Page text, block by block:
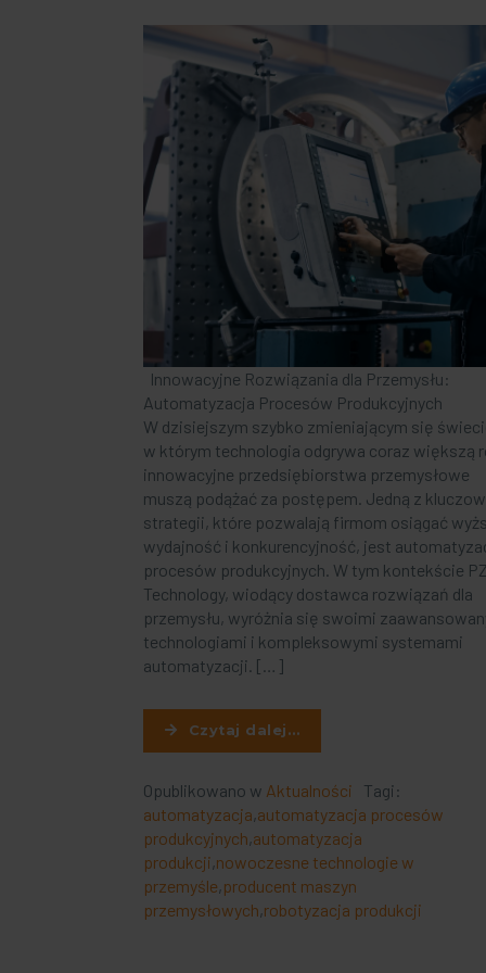
Innowacyjne Rozwiązania dla Przemysłu:
Automatyzacja Procesów Produkcyjnych
W dzisiejszym szybko zmieniającym się
w którym technologia odgrywa coraz większą
innowacyjne przedsiębiorstwa przemysłowe
muszą podążać za postępem. Jedną z
strategii, które pozwalają firmom osiągać
wydajność i konkurencyjność, jest
procesów produkcyjnych. W tym kontekście
Technology, wiodący dostawca rozwiązań dla
przemysłu, wyróżnia się swoimi
technologiami i kompleksowymi systemami
automatyzacji. […]
Czytaj dalej…
Opublikowano w Aktualności
Tagi:
automatyzacja,automatyzacja procesów
produkcyjnych,automatyzacja
produkcji,nowoczesne technologie w
przemyśle,producent maszyn
przemysłowych,robotyzacja produkcji